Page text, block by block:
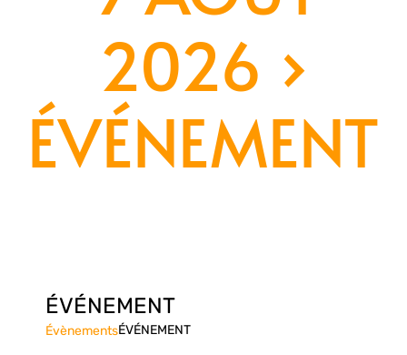
2026 ›
ÉVÉNEMENT
ÉVÉNEMENT
ÉvènementsÉVÉNEMENT